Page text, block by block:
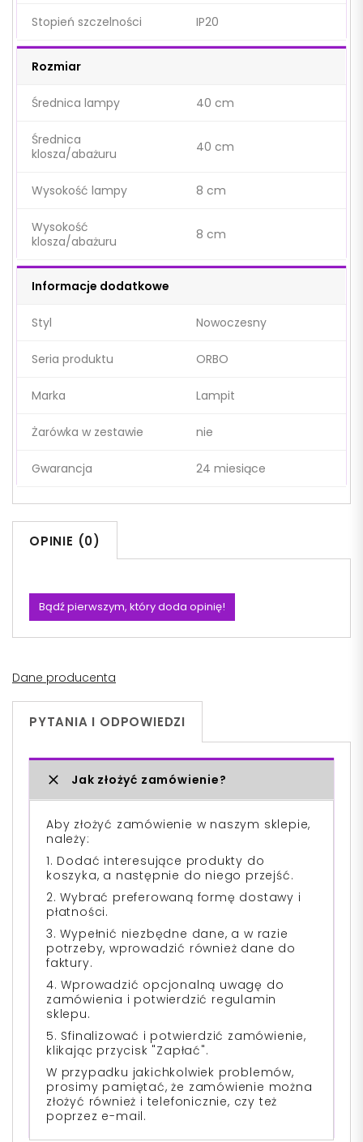
Stopień szczelności IP20
Rozmiar
Średnica lampy 40 cm
Średnica
klosza/abażuru
40 cm
Wysokość lampy 8 cm
Wysokość
klosza/abażuru
8 cm
Informacje dodatkowe
Styl Nowoczesny
Seria produktu ORBO
Marka Lampit
Żarówka w zestawie nie
Gwarancja 24 miesiące
OPINIE (0)
Bądź pierwszym, który doda opinię!
Dane producenta
PYTANIA I ODPOWIEDZI
Jak złożyć zamówienie?
Aby złożyć zamówienie w naszym sklepie,
należy:
1. Dodać interesujące produkty do
koszyka, a następnie do niego przejść.
2. Wybrać preferowaną formę dostawy i
płatności.
3. Wypełnić niezbędne dane, a w razie
potrzeby, wprowadzić również dane do
faktury.
4. Wprowadzić opcjonalną uwagę do
zamówienia i potwierdzić regulamin
sklepu.
5. Sfinalizować i potwierdzić zamówienie,
klikając przycisk "Zapłać".
W przypadku jakichkolwiek problemów,
prosimy pamiętać, że zamówienie można
złożyć również i telefonicznie, czy też
poprzez e-mail.